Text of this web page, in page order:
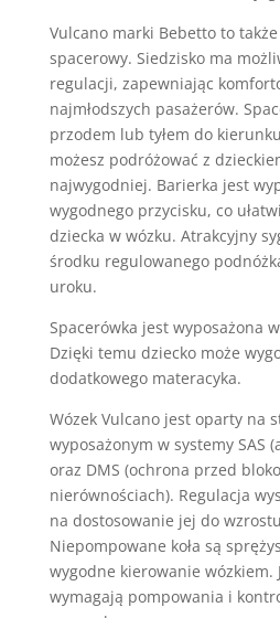
Vulcano marki Bebetto to
spacerowy. Siedzisko ma
regulacji, zapewniając
najmłodszych pasażerów.
przodem lub tyłem do
możesz podróżować z
najwygodniej. Barierka jest
wygodnego przycisku, co
dziecka w wózku. Atrakcyjny
środku regulowanego
uroku.
Spacerówka jest wyposażona
Dzięki temu dziecko może
dodatkowego materacyka.
Wózek Vulcano jest oparty na
wyposażonym w systemy SAS
oraz DMS (ochrona przed
nierównościach). Regulacja
na dostosowanie jej do
Niepompowane koła są
wygodne kierowanie wózkiem.
wymagają pompowania i